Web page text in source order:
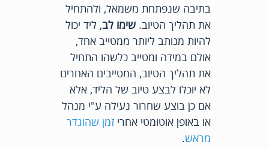
בתיבה שנפתחת משמאל, ולהתחיל
את תהליך הטיוב. שימו לב, ליד יכול
להיות מנותב ליותר ממטייב אחד,
אולם במידה ומטייב כלשהו התחיל
את תהליך הטיוב, המטייבים האחרים
לא יוכלו לבצע טיוב של הליד, אלא
אם כן בוצע שחרור נעילה ע"י מנהל
או באופן אוטומטי אחרי זמן שהוגדר
מראש.